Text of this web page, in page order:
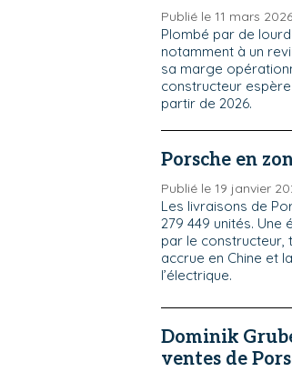
Publié le 11 mars 2026
Plombé par de
notamment à un
sa marge
constructeur
partir de 2026.
Porsche en
Publié le 19 janvier
Les livraisons de
279 449 unités.
par le constructeur,
accrue en Chine et
l’électrique.
Dominik
ventes de